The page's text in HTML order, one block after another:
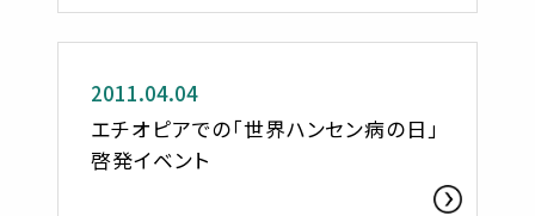
活動レポート
2011.04.04
エチオピアでの「世界ハンセン病の日」
啓発イベント